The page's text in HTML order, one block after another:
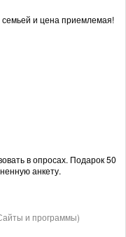
и цена приемлемая!
в опросах. Подарок 50
анкету.
и программы)